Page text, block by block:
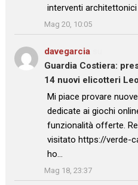
interventi
”
Mag 20, 10:05
davegarcia
Guardia Costiera:
14 nuovi elicotteri
: “
Mi piace provare
dedicate ai giochi
funzionalità offerte.
visitato https://verde-
ho…
”
Mag 18, 23:37